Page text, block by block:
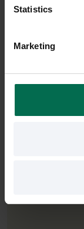
Statistics
Marketing
Johanson Design
Hyr från55kr/mån